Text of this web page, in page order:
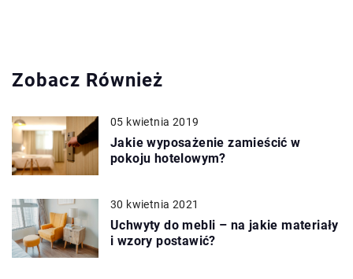
Zobacz Również
05 kwietnia 2019
Jakie wyposażenie zamieścić w
pokoju hotelowym?
30 kwietnia 2021
Uchwyty do mebli – na jakie materiały
i wzory postawić?